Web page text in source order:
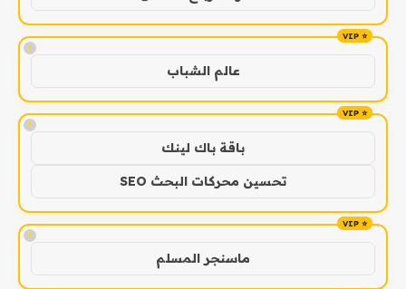
!
عالم الشباب
!
باقة باك لينك
تحسين محركات البحث SEO
!
ماسنجر المسلم